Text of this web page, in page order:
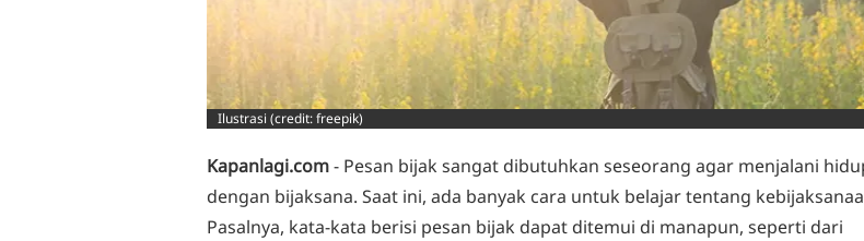
Ilustrasi (credit: freepik)
Kapanlagi.com- Pesan bijak sangat dibutuhkan seseorang agar menjalani
dengan bijaksana. Saat ini, ada banyak cara untuk belajar tentang
Pasalnya, kata-kata berisi pesan bijak dapat ditemui di manapun, seperti dari